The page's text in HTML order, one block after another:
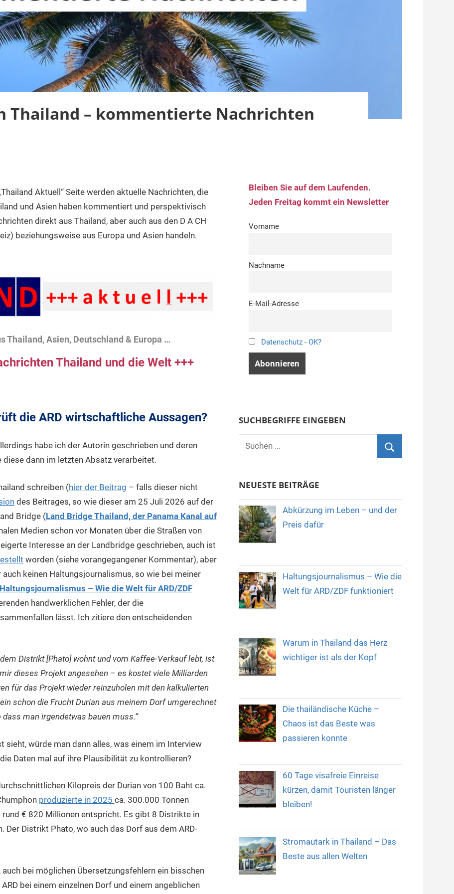
Thailand – kommentierte Nachrichten
Aktuell“ Seite werden aktuelle Nachrichten, die
und Asien haben kommentiert und perspektivisch
direkt aus Thailand, aber auch aus den D A CH
beziehungsweise aus Europa und Asien handeln.
Asien, Deutschland & Europa …
Thailand und die Welt +++
die ARD wirtschaftliche Aussagen?
habe ich der Autorin geschrieben und deren
dann im letzten Absatz verarbeitet.
schreiben (hier der Beitrag – falls dieser nicht
des Beitrages, so wie dieser am 25 Juli 2026 auf der
Bridge (Land Bridge Thailand, der Panama Kanal auf
Medien schon vor Monaten über die Straßen von
Interesse an der Landbridge geschrieben, auch ist
worden (siehe vorangegangener Kommentar), aber
keinen Haltungsjournalismus, so wie bei meiner
– Wie die Welt für ARD/ZDF
handwerklichen Fehler, der die
lässt. Ich zitiere den entscheidenden
Distrikt [Phato] wohnt und vom Kaffee-Verkauf lebt, ist
dieses Projekt angesehen – es kostet viele Milliarden
für das Projekt wieder reinzuholen mit den kalkulierten
schon die Frucht Durian aus meinem Dorf umgerechnet
man irgendetwas bauen muss.“
würde man dann alles, was einem im Interview
Daten mal auf ihre Plausibilität zu kontrollieren?
Kilopreis der Durian von 100 Baht ca.
produzierte in 2025 ca. 300.000 Tonnen
rund € 820 Millionen entspricht. Es gibt 8 Distrikte in
Der Distrikt Phato, wo auch das Dorf aus dem ARD-
bei möglichen Übersetzungsfehlern ein bisschen
bei einem einzelnen Dorf und einem angeblichen
Bleiben Sie auf dem Laufenden.
Jeden Freitag kommt ein Newsletter
Vorname
Nachname
E-Mail-Adresse
Datenschutz - OK?
SUCHBEGRIFFE EINGEBEN
Suchen
NEUESTE BEITRÄGE
Abkürzung im Leben – und der
Preis dafür
Haltungsjournalismus – Wie die
Welt für ARD/ZDF funktioniert
Warum in Thailand das Herz
wichtiger ist als der Kopf
Die thailändische Küche –
Chaos ist das Beste was
passieren konnte
60 Tage visafreie Einreise
kürzen, damit Touristen länger
bleiben!
Stromautark in Thailand – Das
Beste aus allen Welten